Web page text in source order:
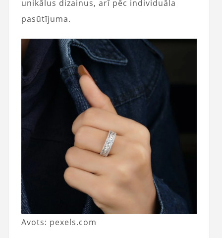
unikālus dizainus, arī pēc individuāla
pasūtījuma.
Avots: pexels.com